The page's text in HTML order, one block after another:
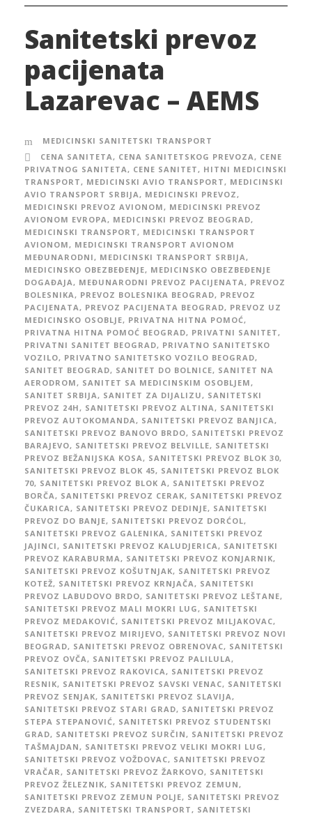
Sanitetski prevoz
pacijenata
Lazarevac – AEMS
MEDICINSKI SANITETSKI TRANSPORT
CENA SANITETA, CENA SANITETSKOG PREVOZA, CENE
PRIVATNOG SANITETA, CENE SANITET, HITNI MEDICINSKI
TRANSPORT, MEDICINSKI AVIO TRANSPORT, MEDICINSKI
AVIO TRANSPORT SRBIJA, MEDICINSKI PREVOZ,
MEDICINSKI PREVOZ AVIONOM, MEDICINSKI PREVOZ
AVIONOM EVROPA, MEDICINSKI PREVOZ BEOGRAD,
MEDICINSKI TRANSPORT, MEDICINSKI TRANSPORT
AVIONOM, MEDICINSKI TRANSPORT AVIONOM
MEĐUNARODNI, MEDICINSKI TRANSPORT SRBIJA,
MEDICINSKO OBEZBEĐENJE, MEDICINSKO OBEZBEĐENJE
DOGAĐAJA, MEĐUNARODNI PREVOZ PACIJENATA, PREVOZ
BOLESNIKA, PREVOZ BOLESNIKA BEOGRAD, PREVOZ
PACIJENATA, PREVOZ PACIJENATA BEOGRAD, PREVOZ UZ
MEDICINSKO OSOBLJE, PRIVATNA HITNA POMOĆ,
PRIVATNA HITNA POMOĆ BEOGRAD, PRIVATNI SANITET,
PRIVATNI SANITET BEOGRAD, PRIVATNO SANITETSKO
VOZILO, PRIVATNO SANITETSKO VOZILO BEOGRAD,
SANITET BEOGRAD, SANITET DO BOLNICE, SANITET NA
AERODROM, SANITET SA MEDICINSKIM OSOBLJEM,
SANITET SRBIJA, SANITET ZA DIJALIZU, SANITETSKI
PREVOZ 24H, SANITETSKI PREVOZ ALTINA, SANITETSKI
PREVOZ AUTOKOMANDA, SANITETSKI PREVOZ BANJICA,
SANITETSKI PREVOZ BANOVO BRDO, SANITETSKI PREVOZ
BARAJEVO, SANITETSKI PREVOZ BELVILLE, SANITETSKI
PREVOZ BEŽANIJSKA KOSA, SANITETSKI PREVOZ BLOK 30,
SANITETSKI PREVOZ BLOK 45, SANITETSKI PREVOZ BLOK
70, SANITETSKI PREVOZ BLOK A, SANITETSKI PREVOZ
BORČA, SANITETSKI PREVOZ CERAK, SANITETSKI PREVOZ
ČUKARICA, SANITETSKI PREVOZ DEDINJE, SANITETSKI
PREVOZ DO BANJE, SANITETSKI PREVOZ DORĆOL,
SANITETSKI PREVOZ GALENIKA, SANITETSKI PREVOZ
JAJINCI, SANITETSKI PREVOZ KALUDJERICA, SANITETSKI
PREVOZ KARABURMA, SANITETSKI PREVOZ KONJARNIK,
SANITETSKI PREVOZ KOŠUTNJAK, SANITETSKI PREVOZ
KOTEŽ, SANITETSKI PREVOZ KRNJAČA, SANITETSKI
PREVOZ LABUDOVO BRDO, SANITETSKI PREVOZ LEŠTANE,
SANITETSKI PREVOZ MALI MOKRI LUG, SANITETSKI
PREVOZ MEDAKOVIĆ, SANITETSKI PREVOZ MILJAKOVAC,
SANITETSKI PREVOZ MIRIJEVO, SANITETSKI PREVOZ NOVI
BEOGRAD, SANITETSKI PREVOZ OBRENOVAC, SANITETSKI
PREVOZ OVČA, SANITETSKI PREVOZ PALILULA,
SANITETSKI PREVOZ RAKOVICA, SANITETSKI PREVOZ
RESNIK, SANITETSKI PREVOZ SAVSKI VENAC, SANITETSKI
PREVOZ SENJAK, SANITETSKI PREVOZ SLAVIJA,
SANITETSKI PREVOZ STARI GRAD, SANITETSKI PREVOZ
STEPA STEPANOVIĆ, SANITETSKI PREVOZ STUDENTSKI
GRAD, SANITETSKI PREVOZ SURČIN, SANITETSKI PREVOZ
TAŠMAJDAN, SANITETSKI PREVOZ VELIKI MOKRI LUG,
SANITETSKI PREVOZ VOŽDOVAC, SANITETSKI PREVOZ
VRAČAR, SANITETSKI PREVOZ ŽARKOVO, SANITETSKI
PREVOZ ŽELEZNIK, SANITETSKI PREVOZ ZEMUN,
SANITETSKI PREVOZ ZEMUN POLJE, SANITETSKI PREVOZ
ZVEZDARA, SANITETSKI TRANSPORT, SANITETSKI